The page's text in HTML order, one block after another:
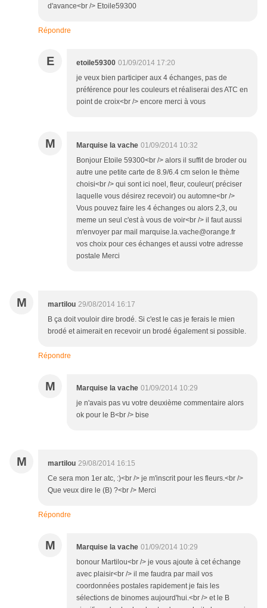
d'avance<br /> Etoile59300
Répondre
E etoile59300 01/09/2014 17:20
je veux bien participer aux 4 échanges, pas de
préférence pour les couleurs et réaliserai des ATC en
point de croix<br /> encore merci à vous
M Marquise la vache 01/09/2014 10:32
Bonjour Etoile 59300<br /> alors il suffit de broder ou
autre une petite carte de 8.9/6.4 cm selon le thème
choisi<br /> qui sont ici noel, fleur, couleur( préciser
laquelle vous désirez recevoir) ou automne<br />
Vous pouvez faire les 4 échanges ou alors 2,3, ou
meme un seul c'est à vous de voir<br /> il faut aussi
m'envoyer par mail marquise.la.vache@orange.fr
vos choix pour ces échanges et aussi votre adresse
postale Merci
M martilou 29/08/2014 16:17
B ça doit vouloir dire brodé. Si c'est le cas je ferais le mien
brodé et aimerait en recevoir un brodé également si possible.
Répondre
M Marquise la vache 01/09/2014 10:29
je n'avais pas vu votre deuxième commentaire alors
ok pour le B<br /> bise
M martilou 29/08/2014 16:15
Ce sera mon 1er atc, :)<br /> je m'inscrit pour les fleurs.<br />
Que veux dire le (B) ?<br /> Merci
Répondre
M Marquise la vache 01/09/2014 10:29
bonour Martilou<br /> je vous ajoute à cet échange
avec plaisir<br /> il me faudra par mail vos
coordonnées postales rapidement je fais les
sélections de binomes aujourd'hui.<br /> et le B